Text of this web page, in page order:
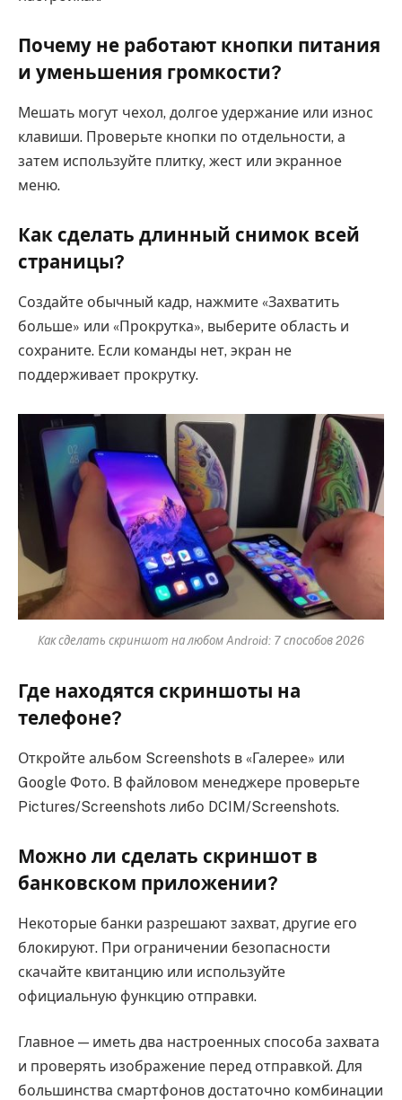
Почему не работают кнопки питания
и уменьшения громкости?
Мешать могут чехол, долгое удержание или износ
клавиши. Проверьте кнопки по отдельности, а
затем используйте плитку, жест или экранное
меню.
Как сделать длинный снимок всей
страницы?
Создайте обычный кадр, нажмите «Захватить
больше» или «Прокрутка», выберите область и
сохраните. Если команды нет, экран не
поддерживает прокрутку.
Как сделать скриншот на любом Android: 7 способов 2026
Где находятся скриншоты на
телефоне?
Откройте альбом Screenshots в «Галерее» или
Google Фото. В файловом менеджере проверьте
Pictures/Screenshots либо DCIM/Screenshots.
Можно ли сделать скриншот в
банковском приложении?
Некоторые банки разрешают захват, другие его
блокируют. При ограничении безопасности
скачайте квитанцию или используйте
официальную функцию отправки.
Главное — иметь два настроенных способа захвата
и проверять изображение перед отправкой. Для
большинства смартфонов достаточно комбинации